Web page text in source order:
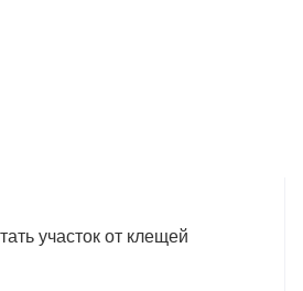
участок от клещей